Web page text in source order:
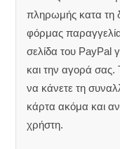
πληρωμής κατα τη
φόρμας
σελίδα του PayPal
και την αγορά σας.
να κάνετε τη
κάρτα ακόμα και
χρήστη.